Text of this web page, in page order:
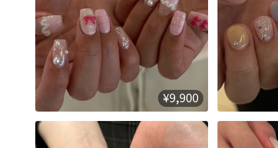
¥9,900